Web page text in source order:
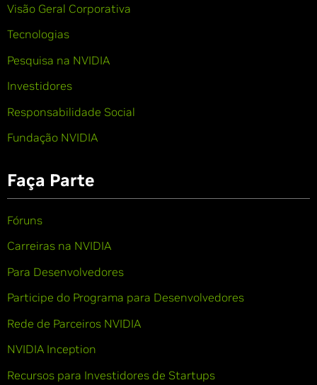
Visão Geral Corporativa
Tecnologias
Pesquisa na NVIDIA
Investidores
Responsabilidade Social
Fundação NVIDIA
Faça Parte
Fóruns
Carreiras na NVIDIA
Para Desenvolvedores
Participe do Programa para Desenvolvedores
Rede de Parceiros NVIDIA
NVIDIA Inception
Recursos para Investidores de Startups